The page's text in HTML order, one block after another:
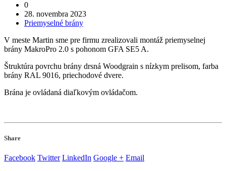
0
28. novembra 2023
Priemyselné brány
V meste Martin sme pre firmu zrealizovali montáž priemyselnej
brány MakroPro 2.0 s pohonom GFA SE5 A.
Štruktúra povrchu brány drsná Woodgrain s nízkym prelisom, farba
brány RAL 9016, priechodové dvere.
Brána je ovládaná diaľkovým ovládačom.
Share
Facebook Twitter LinkedIn Google + Email